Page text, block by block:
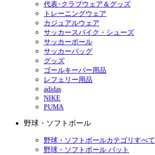
代表･クラブウェア＆グッズ
トレーニングウェア
カジュアルウェア
サッカースパイク・シューズ
サッカーボール
サッカーバッグ
グッズ
ゴールキーパー用品
レフェリー用品
adidas
NIKE
PUMA
野球・ソフトボール
野球・ソフトボールカテゴリすべて
野球・ソフトボール バット